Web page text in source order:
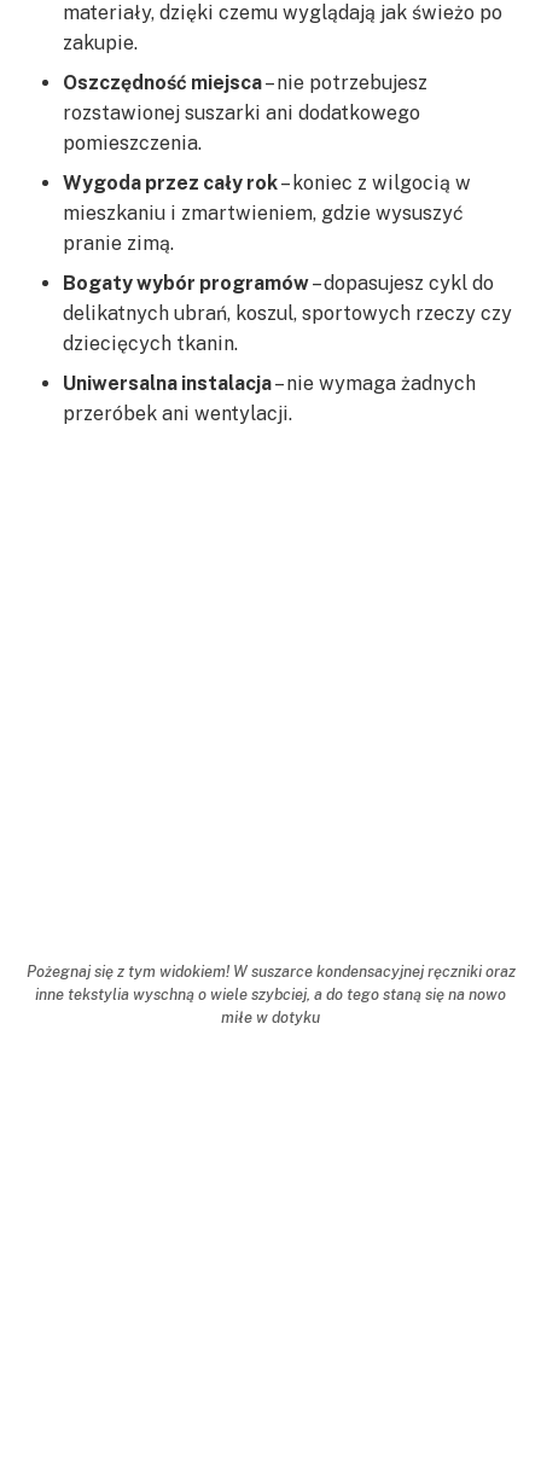
materiały, dzięki czemu wyglądają jak świeżo po
zakupie.
Oszczędność miejsca– nie potrzebujesz
rozstawionej suszarki ani dodatkowego
pomieszczenia.
Wygoda przez cały rok– koniec z wilgocią w
mieszkaniu i zmartwieniem, gdzie wysuszyć
pranie zimą.
Bogaty wybór programów– dopasujesz cykl do
delikatnych ubrań, koszul, sportowych rzeczy czy
dziecięcych tkanin.
Uniwersalna instalacja– nie wymaga żadnych
przeróbek ani wentylacji.
Pożegnaj się z tym widokiem! W suszarce kondensacyjnej ręczniki oraz
inne tekstylia wyschną o wiele szybciej, a do tego staną się na nowo
miłe w dotyku